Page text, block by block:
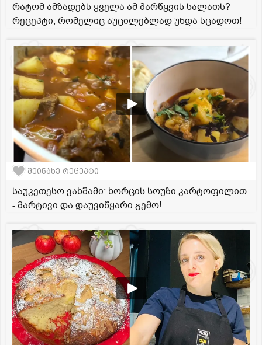
რატომ ამზადებს ყველა ამ მარწყვის სალათს? -
რეცეპტი, რომელიც აუცილებლად უნდა სცადოთ!
შეინახე რეცეპტი
საუკეთესო ვახშამი: ხორცის სოუზი კარტოფილით
- მარტივი და დაუვიწყარი გემო!